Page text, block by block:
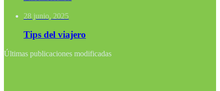
28 junio, 2025
Tips del viajero
Últimas publicaciones modificadas